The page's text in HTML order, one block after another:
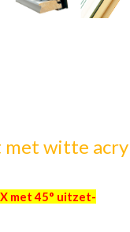
met witte
met 45° uitzet-